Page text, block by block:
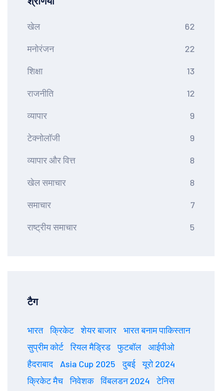
खेल 62
मनोरंजन 22
शिक्षा 13
राजनीति 12
व्यापार 9
टेक्नोलॉजी 9
व्यापार और वित्त 8
खेल समाचार 8
समाचार 7
राष्ट्रीय समाचार 5
टैग
भारत क्रिकेट शेयर बाजार
भारत बनाम पाकिस्तान
सुप्रीम कोर्ट
रियल मैड्रिड फुटबॉल
आईपीओ
हैदराबाद
Asia Cup 2025 दुबई
यूरो 2024
क्रिकेट मैच
निवेशक विंबलडन 2024
टेनिस